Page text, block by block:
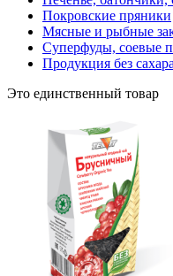
Покровские пряники
Мясные и рыбные
Суперфуды, соевые
Продукция без сахара
Это единственный товар